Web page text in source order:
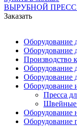
ВЫРУБНОЙ ПРЕСС
Заказать
Оборудование
Оборудование
Производство
Оборудование
Оборудование
Оборудование
Пресса
Швейные
Оборудование
Оборудование